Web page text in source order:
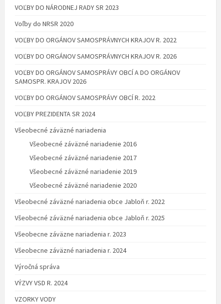
VOĽBY DO NÁRODNEJ RADY SR 2023
Voľby do NRSR 2020
VOĽBY DO ORGÁNOV SAMOSPRÁVNYCH KRAJOV R. 2022
VOĽBY DO ORGÁNOV SAMOSPRÁVNYCH KRAJOV R. 2026
VOĽBY DO ORGÁNOV SAMOSPRÁVY OBCÍ A DO ORGÁNOV
SAMOSPR. KRAJOV 2026
VOĽBY DO ORGÁNOV SAMOSPRÁVY OBCÍ R. 2022
VOĽBY PREZIDENTA SR 2024
Všeobecné záväzné nariadenia
Všeobecné záväzné nariadenie 2016
Všeobecné záväzné nariadenie 2017
Všeobecné záväzné nariadenie 2019
Všeobecné záväzné nariadenie 2020
Všeobecné záväzné nariadenia obce Jabloň r. 2022
Všeobecné záväzné nariadenia obce Jabloň r. 2025
Všeobecne záväzne nariadenia r. 2023
Všeobecne záväzné nariadenia r. 2024
Výročná správa
VÝZVY VSD R. 2024
VZORKY VODY